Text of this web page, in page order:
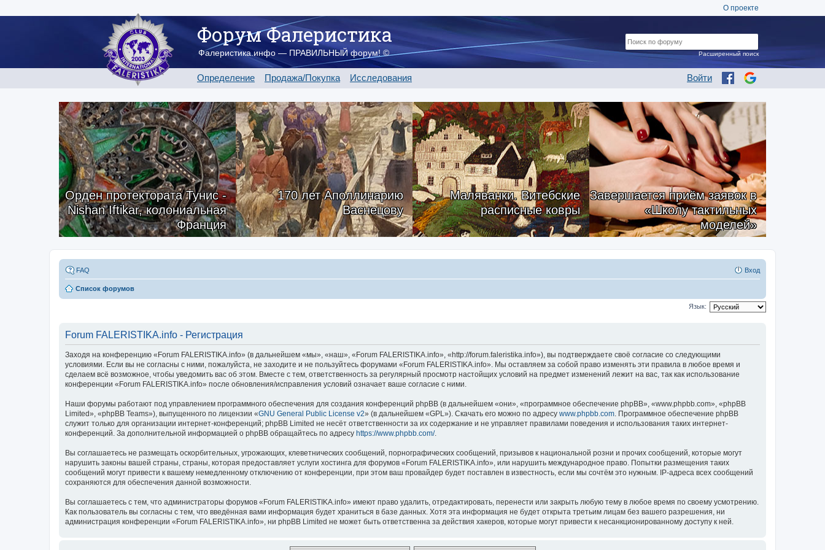
О проекте
Форум Фалеристика
Фалеристика.инфо — ПРАВИЛЬНЫЙ форум! ©
Определение Продажа/Покупка Исследования Войти
Расширенный поиск
Орден протектората Тунис -
Nishan Iftikar, колониальная
Франция
170 лет Аполлинарию
Васнецову
Маляванки. Витебские
расписные ковры
Завершается приём заявок в
«Школу тактильных
моделей»
FAQ Вход
Список форумов
Язык:
Forum FALERISTIKA.info - Регистрация
Заходя на конференцию «Forum FALERISTIKA.info» (в дальнейшем «мы», «наш», «Forum FALERISTIKA.info», «http://forum.faleristika.info»), вы подтверждаете своё согласие со следующими
условиями. Если вы не согласны с ними, пожалуйста, не заходите и не пользуйтесь форумами «Forum FALERISTIKA.info». Мы оставляем за собой право изменять эти правила в любое время и
сделаем всё возможное, чтобы уведомить вас об этом. Вместе с тем, ответственность за регулярный просмотр настойщих условий на предмет изменений лежит на вас, так как использование
конференции «Forum FALERISTIKA.info» после обновления/исправления условий означает ваше согласие с ними.
Наши форумы работают под управлением программного обеспечения для создания конференций phpBB (в дальнейшем «они», «программное обеспечение phpBB», «www.phpbb.com», «phpBB
Limited», «phpBB Teams»), выпущенного по лицензии «GNU General Public License v2» (в дальнейшем «GPL»). Скачать его можно по адресу www.phpbb.com . Программное обеспечение phpBB
служит только для организации интернет-конференций; phpBB Limited не несёт ответственности за их содержание и не управляет правилами поведения и использования таких интернет-
конференций. За дополнительной информацией о phpBB обращайтесь по адресу https://www.phpbb.com/.
Вы соглашаетесь не размещать оскорбительных, угрожающих, клеветнических сообщений, порнографических сообщений, призывов к национальной розни и прочих сообщений, которые могут
нарушить законы вашей страны, страны, которая предоставляет услуги хостинга для форумов «Forum FALERISTIKA.info», или нарушить международное право. Попытки размещения таких
сообщений могут привести к вашему немедленному отключению от конференции, при этом ваш провайдер будет поставлен в известность, если мы сочтём это нужным. IP-адреса всех сообщений
сохраняются для обеспечения данной возможности.
Вы соглашаетесь с тем, что администраторы форумов «Forum FALERISTIKA.info» имеют право удалить, отредактировать, перенести или закрыть любую тему в любое время по своему усмотрению.
Как пользователь вы согласны с тем, что введённая вами информация будет храниться в базе данных. Хотя эта информация не будет открыта третьим лицам без вашего разрешения, ни
администрация конференции «Forum FALERISTIKA.info», ни phpBB Limited не может быть ответственна за действия хакеров, которые могут привести к несанкционированному доступу к ней.